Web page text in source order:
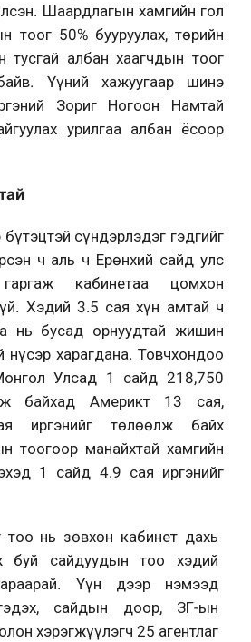
Шаардлагын хамгийн гол
тоог 50% бууруулах, төрийн
тусгай албан хаагчдын тоог
. Үүний хажуугаар шинэ
Зориг Ногоон Намтай
урилгаа албан ёсоор
сүндэрлэдэг гэдгийг
ч аль ч Ерөнхий сайд улс
кабинетаа цомхон
Хэдий 3.5 сая хүн амтай ч
нь бусад орнуудтай жишин
нүсэр харагдана. Товчхондоо
Улсад 1 сайд 218,750
байхад Америкт 13 сая,
иргэнийг төлөөлж байх
тоогоор манайхтай хамгийн
1 сайд 4.9 сая иргэнийг
тоо нь зөвхөн кабинет дахь
буй сайдуудын тоо хэдий
Үүн дээр нэмээд
сайдын доор, ЗГ-ын
хэрэгжүүлэгч 25 агентлаг